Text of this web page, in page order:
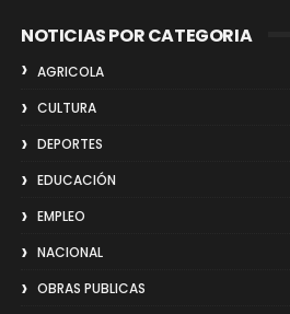
NOTICIAS POR CATEGORIA
AGRICOLA
CULTURA
DEPORTES
EDUCACIÓN
EMPLEO
NACIONAL
OBRAS PUBLICAS